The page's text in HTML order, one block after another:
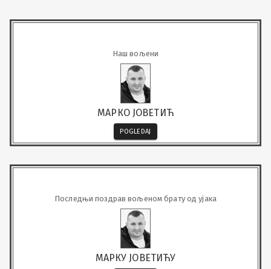
Наш вољени
МАРКО ЈОВЕТИЋ
POGLEDAJ
Последњи поздрав вољеном брату од ујака
МАРКУ ЈОВЕТИЋУ